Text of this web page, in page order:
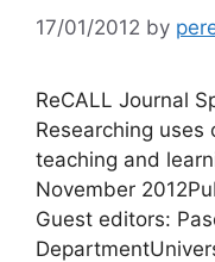
17/01/2012 by
ReCALL Journal
Researching uses
teaching and
November
Guest editors: